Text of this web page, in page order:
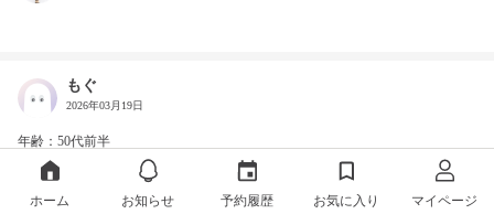
もぐ
2026年03月19日
年齢：50代前半
ホーム お知らせ 予約履歴 お気に入り マイページ